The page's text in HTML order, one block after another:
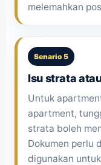
melemahkan
Senario 5
Isu strata
Untuk
apartment,
strata boleh
Dokumen perlu
digunakan